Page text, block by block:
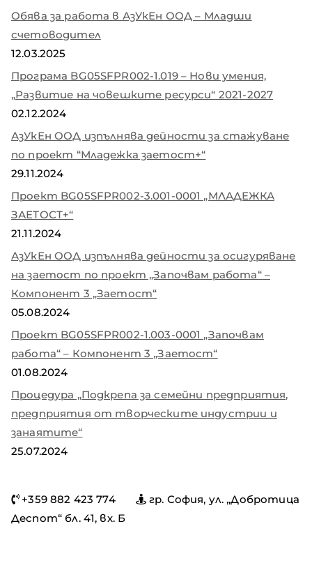
Обява за работа в АзУкЕн ООД – Младши
счетоводител
12.03.2025
Програма BG05SFPR002-1.019 – Нови умения,
„Развитие на човешките ресурси“ 2021-2027
02.12.2024
АзУкЕн ООД изпълнява дейности за стажуване
по проект “Младежка заетост+“
29.11.2024
Проект BG05SFPR002-3.001-0001 „МЛАДЕЖКА
ЗАЕТОСТ+“
21.11.2024
АзУкЕн ООД изпълнява дейности за осигуряване
на заетост по проект „Започвам работа“ –
Компонент 3 „Заетост“
05.08.2024
Проект BG05SFPR002-1.003-0001 „Започвам
работа“ – Компонент 3 „Заетост“
01.08.2024
Процедура „Подкрепа за семейни предприятия,
предприятия от творческите индустрии и
занаятите“
25.07.2024
+359 882 423 774
гр. София, ул. „Добротица
Деспот“ бл. 41, вх. Б